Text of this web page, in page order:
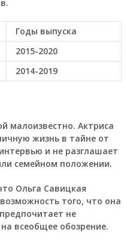
Годы выпуска
2015-2020
2014-2019
малоизвестно. Актриса
жизнь в тайне от
и не разглашает
семейном положении.
Ольга Савицкая
того, что она
не
всеобщее обозрение.